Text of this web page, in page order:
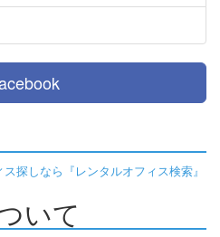
探しなら『レンタルオフィス検索』
いて